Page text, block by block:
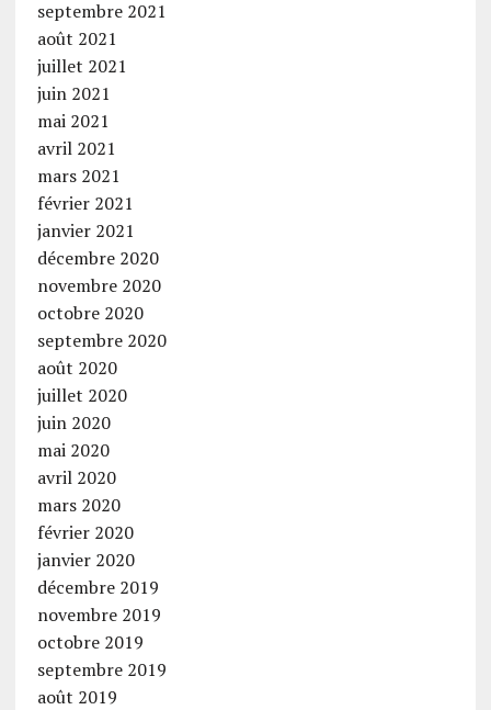
septembre 2021
août 2021
juillet 2021
juin 2021
mai 2021
avril 2021
mars 2021
février 2021
janvier 2021
décembre 2020
novembre 2020
octobre 2020
septembre 2020
août 2020
juillet 2020
juin 2020
mai 2020
avril 2020
mars 2020
février 2020
janvier 2020
décembre 2019
novembre 2019
octobre 2019
septembre 2019
août 2019